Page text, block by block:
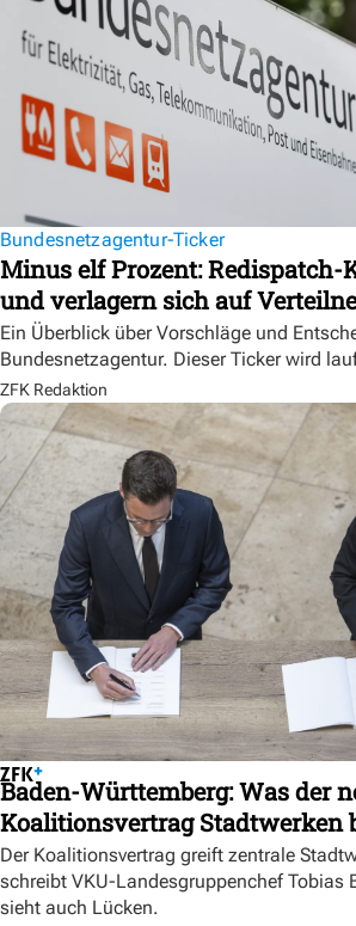
Bundesnetzagentur-Ticker
Minus elf Prozent: Redispatch-
und verlagern sich auf
Ein Überblick über Vorschläge und
Bundesnetzagentur. Dieser Ticker wird
ZFK Redaktion
Baden-Württemberg: Was der
Koalitionsvertrag Stadtwerken
Der Koalitionsvertrag greift zentrale
schreibt VKU-Landesgruppenchef Tobias
sieht auch Lücken.